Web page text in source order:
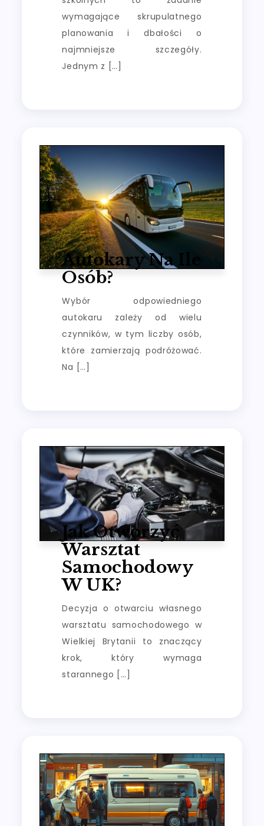
wymagające skrupulatnego
planowania i dbałości o
najmniejsze szczegóły.
Jednym z […]
Autokary Na Ile
Osób?
Wybór odpowiedniego
autokaru zależy od wielu
czynników, w tym liczby osób,
które zamierzają podróżować.
Na […]
Jak Otworzyć
Warsztat
Samochodowy
W UK?
Decyzja o otwarciu własnego
warsztatu samochodowego w
Wielkiej Brytanii to znaczący
krok, który wymaga
starannego […]